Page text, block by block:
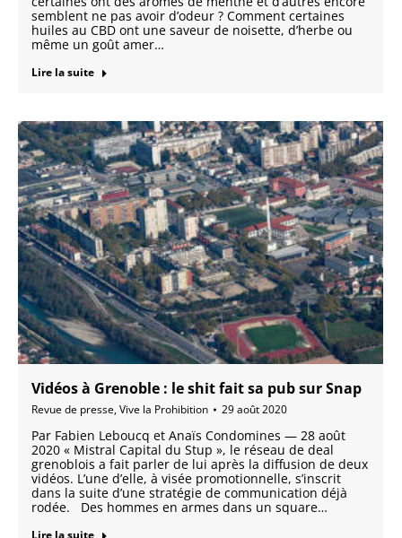
semblent ne pas avoir d’odeur ? Comment certaines
huiles au CBD ont une saveur de noisette, d’herbe ou
même un goût amer…
Lire la suite
Vidéos à Grenoble : le shit fait sa pub sur Snap
Revue de presse,Vive la Prohibition 29 août 2020
Par Fabien Leboucq et Anaïs Condomines — 28 août
2020 « Mistral Capital du Stup », le réseau de deal
grenoblois a fait parler de lui après la diffusion de deux
vidéos. L’une d’elle, à visée promotionnelle, s’inscrit
dans la suite d’une stratégie de communication déjà
rodée. Des hommes en armes dans un square…